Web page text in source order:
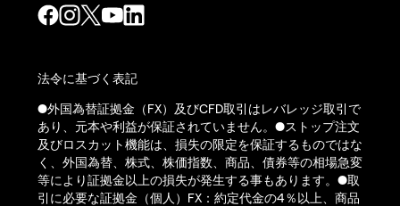
法令に基づく表記
●外国為替証拠金（FX）及びCFD取引はレバレッジ取引で
あり、元本や利益が保証されていません。●ストップ注文
及びロスカット機能は、損失の限定を保証するものではな
く、外国為替、株式、株価指数、商品、債券等の相場急変
等により証拠金以上の損失が発生する事もあります。●取
引に必要な証拠金（個人）FX：約定代金の4％以上、商品